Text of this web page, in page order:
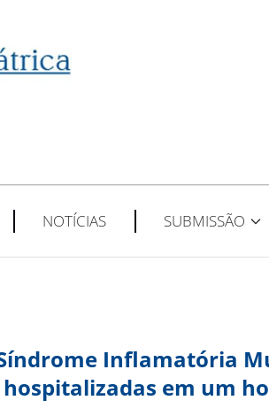
NOTÍCIAS SUBMISSÃO
Inflamatória
em um